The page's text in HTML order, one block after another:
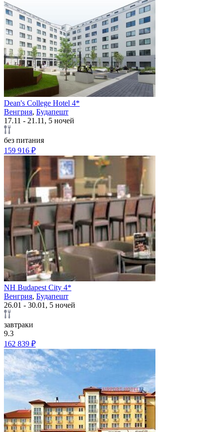
Dean's College Hotel 4*
Венгрия, Будапешт
17.11 - 21.11, 5 ночей
без питания
159 916 ₽
NH Budapest City 4*
Венгрия, Будапешт
26.01 - 30.01, 5 ночей
завтраки
9.3
162 839 ₽